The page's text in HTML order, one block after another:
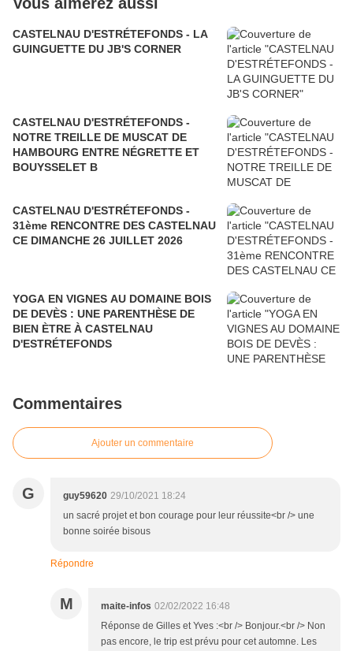
CASTELNAU D'ESTRÉTEFONDS - LA
GUINGUETTE DU JB'S CORNER
CASTELNAU D'ESTRÉTEFONDS -
NOTRE TREILLE DE MUSCAT DE
HAMBOURG ENTRE NÉGRETTE ET
BOUYSSELET B
CASTELNAU D'ESTRÉTEFONDS -
31ème RENCONTRE DES CASTELNAU
CE DIMANCHE 26 JUILLET 2026
YOGA EN VIGNES AU DOMAINE BOIS
DE DEVÈS : UNE PARENTHÈSE DE
BIEN ÈTRE À CASTELNAU
D'ESTRÉTEFONDS
Commentaires
Ajouter un commentaire
G guy59620 29/10/2021 18:24
un sacré projet et bon courage pour leur réussite<br /> une
bonne soirée bisous
Répondre
M maite-infos 02/02/2022 16:48
Réponse de Gilles et Yves :<br /> Bonjour.<br /> Non
pas encore, le trip est prévu pour cet automne. Les